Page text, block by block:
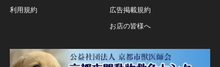
利用規約 広告掲載規約
お店の皆様へ